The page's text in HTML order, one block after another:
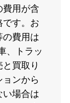
費用が含
です。お
の費用は
、トラッ
買取り
ンから
い場合は